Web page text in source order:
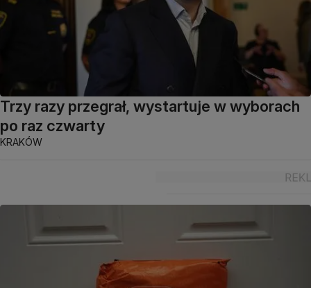
Trzy razy przegrał, wystartuje w wyborach
po raz czwarty
KRAKÓW